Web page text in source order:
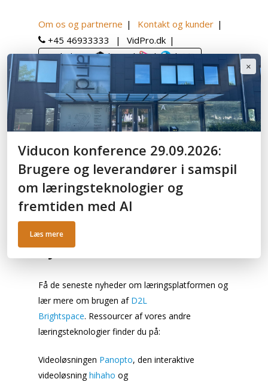
Om os og partnerne
Kontakt og kunder
+45 46933333
VidPro.dk
Book demo:
| | | |
English
Hjem Læringsplatform
D2L Brightspace
ressourcer
Blog og nyheder
D2L Brightspace blog og
nyheder
Få de seneste nyheder om læringsplatformen og
lær mere om brugen af D2L
Brightspace. Ressourcer af vores andre
læringsteknologier finder du på:
Videoløsningen Panopto, den interaktive
videoløsninghihaho og
×
Viducon konference 29.09.2026:
Brugere og leverandører i samspil
om læringsteknologier og
fremtiden med AI
Læs mere